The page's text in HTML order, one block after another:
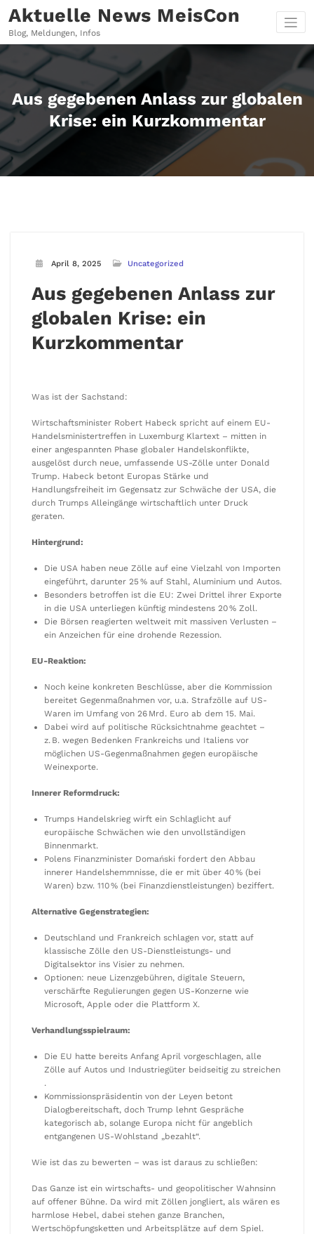
Inhalt
springen
Aktuelle News MeisCon
Blog, Meldungen, Infos
Aus gegebenen Anlass zur globalen
Krise: ein Kurzkommentar
April 8, 2025 Uncategorized
Aus gegebenen Anlass zur
globalen Krise: ein
Kurzkommentar
Was ist der Sachstand:
Wirtschaftsminister Robert Habeck spricht auf einem EU-
Handelsministertreffen in Luxemburg Klartext – mitten in
einer angespannten Phase globaler Handelskonflikte,
ausgelöst durch neue, umfassende US-Zölle unter Donald
Trump. Habeck betont Europas Stärke und
Handlungsfreiheit im Gegensatz zur Schwäche der USA, die
durch Trumps Alleingänge wirtschaftlich unter Druck
geraten.
Hintergrund:
Die USA haben neue Zölle auf eine Vielzahl von Importen
eingeführt, darunter 25 % auf Stahl, Aluminium und Autos.
Besonders betroffen ist die EU: Zwei Drittel ihrer Exporte
in die USA unterliegen künftig mindestens 20 % Zoll.
Die Börsen reagierten weltweit mit massiven Verlusten –
ein Anzeichen für eine drohende Rezession.
EU-Reaktion:
Noch keine konkreten Beschlüsse, aber die Kommission
bereitet Gegenmaßnahmen vor, u.a. Strafzölle auf US-
Waren im Umfang von 26 Mrd. Euro ab dem 15. Mai.
Dabei wird auf politische Rücksichtnahme geachtet –
z. B. wegen Bedenken Frankreichs und Italiens vor
möglichen US-Gegenmaßnahmen gegen europäische
Weinexporte.
Innerer Reformdruck:
Trumps Handelskrieg wirft ein Schlaglicht auf
europäische Schwächen wie den unvollständigen
Binnenmarkt.
Polens Finanzminister Domański fordert den Abbau
innerer Handelshemmnisse, die er mit über 40 % (bei
Waren) bzw. 110 % (bei Finanzdienstleistungen) beziffert.
Alternative Gegenstrategien:
Deutschland und Frankreich schlagen vor, statt auf
klassische Zölle den US-Dienstleistungs- und
Digitalsektor ins Visier zu nehmen.
Optionen: neue Lizenzgebühren, digitale Steuern,
verschärfte Regulierungen gegen US-Konzerne wie
Microsoft, Apple oder die Plattform X.
Verhandlungsspielraum:
Die EU hatte bereits Anfang April vorgeschlagen, alle
Zölle auf Autos und Industriegüter beidseitig zu streichen
.
Kommissionspräsidentin von der Leyen betont
Dialogbereitschaft, doch Trump lehnt Gespräche
kategorisch ab, solange Europa nicht für angeblich
entgangenen US-Wohlstand „bezahlt“.
Wie ist das zu bewerten – was ist daraus zu schließen:
Das Ganze ist ein wirtschafts- und geopolitischer Wahnsinn
auf offener Bühne. Da wird mit Zöllen jongliert, als wären es
harmlose Hebel, dabei stehen ganze Branchen,
Wertschöpfungsketten und Arbeitsplätze auf dem Spiel.